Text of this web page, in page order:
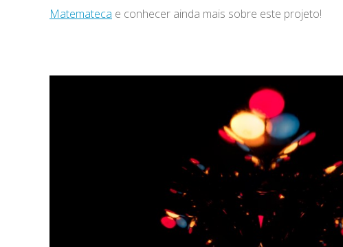
Matemateca e conhecer ainda mais sobre este projeto!